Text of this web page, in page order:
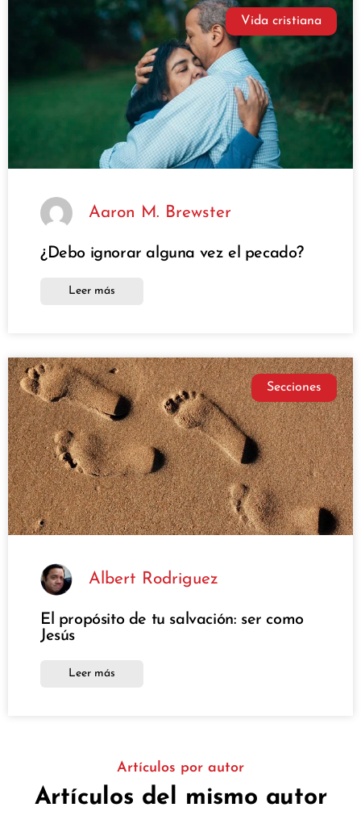
Vida cristiana
Aaron M. Brewster
¿Debo ignorar alguna vez el pecado?
Leer más
Secciones
Albert Rodriguez
El propósito de tu salvación: ser como
Jesús
Leer más
Artículos por autor
Artículos del mismo autor